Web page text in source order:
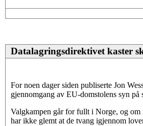
Datalagringsdirektivet kaster
For noen dager siden publiserte Jon
gjennomgang av EU-domstolens syn
Valgkampen går for fullt i Norge, og om
har ikke glemt at de tvang igjennom